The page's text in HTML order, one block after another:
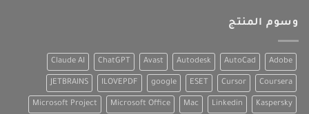
وسوم المنتج
Adobe
AutoCad
Autodesk
Avast
ChatGPT
Claude AI
Coursera
Cursor
ESET
google
ILOVEPDF
JETBRAINS
Kaspersky
Linkedin
Mac
Microsoft Office
Microsoft Project